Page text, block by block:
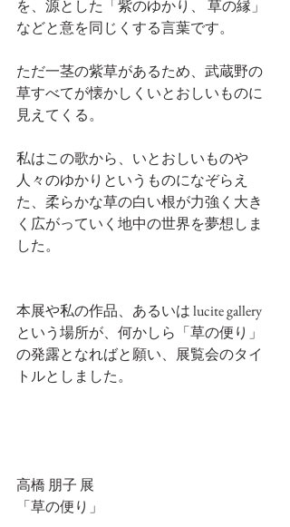
を、源とした「紫のゆかり、 草の縁」
などと意を同じくする言葉です。
ただ一茎の紫草があるため、武蔵野の
草すべてが懐かしくいとおしいものに
見えてくる。
私はこの歌から、いとおしいものや
人々のゆかりというものになぞらえ
た、柔らかな草の白い根が力強く大き
く広がっていく地中の世界を夢想しま
した。
本展や私の作品、あるいは lucite gallery
という場所が、何かしら「草の便り」
の発露となればと願い、展覧会のタイ
トルとしました。
高橋 朋子 展
「草の便り」